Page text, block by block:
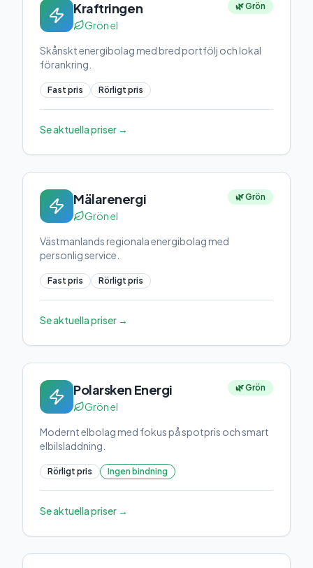
Kraftringen
Grön el
🌿 Grön
Skånskt energibolag med bred portfölj och lokal
förankring.
Fast pris Rörligt pris
Se aktuella priser →
Mälarenergi
Grön el
🌿 Grön
Västmanlands regionala energibolag med
personlig service.
Fast pris Rörligt pris
Se aktuella priser →
Polarsken Energi
Grön el
🌿 Grön
Modernt elbolag med fokus på spotpris och smart
elbilsladdning.
Rörligt pris Ingen bindning
Se aktuella priser →